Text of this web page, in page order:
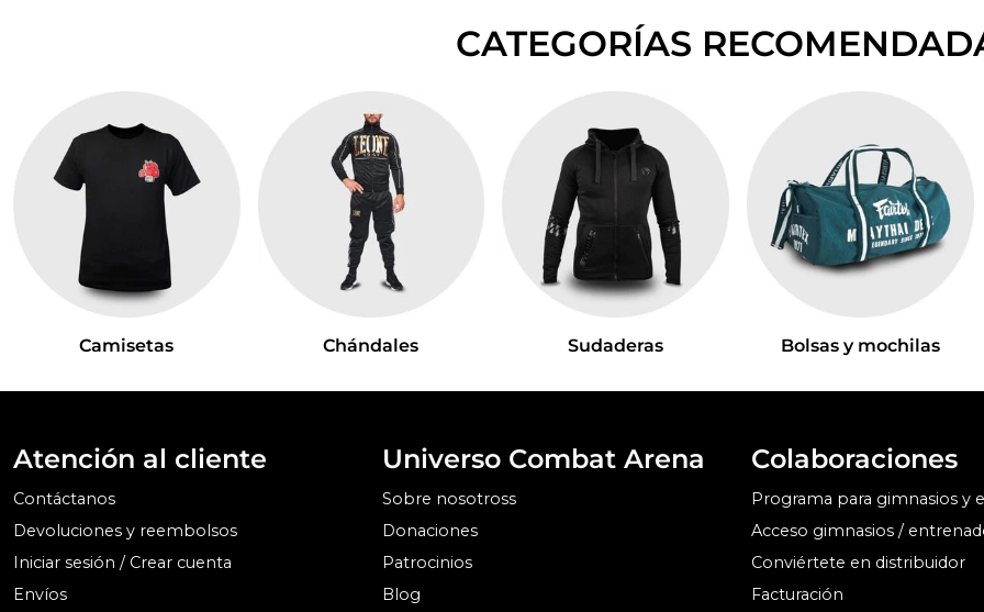
CATEGORÍAS
Camisetas Chándales Sudaderas Bolsas y mochilas
Atención al cliente
Contáctanos
Devoluciones y reembolsos
Iniciar sesión / Crear cuenta
Envíos
Universo Combat Arena
Sobre nosotross
Donaciones
Patrocinios
Blog
Colaboraciones
Programa para gimnasios y
Acceso gimnasios /
Conviértete en distribuidor
Facturación